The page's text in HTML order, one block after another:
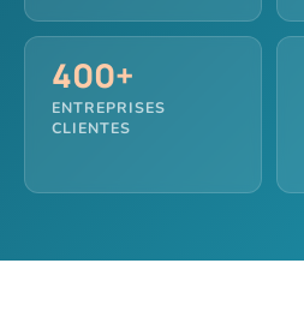
400+
ENTREPRISES
CLIENTES